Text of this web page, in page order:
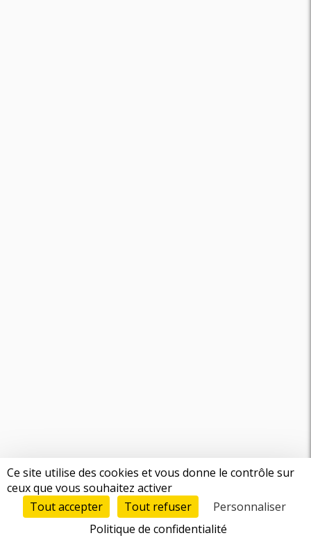
Ce site utilise des cookies et vous donne le contrôle sur
ceux que vous souhaitez activer
Tout accepter
Tout refuser
Personnaliser
Politique de confidentialité